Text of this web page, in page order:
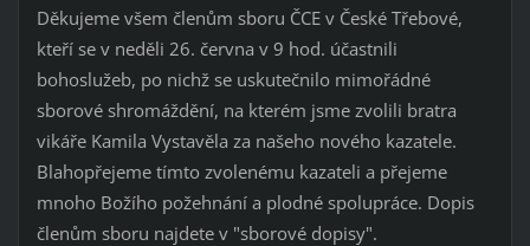
Děkujeme všem členům sboru ČCE v České Třebové,
kteří se v neděli 26. června v 9 hod. účastnili
bohoslužeb, po nichž se uskutečnilo mimořádné
sborové shromáždění, na kterém jsme zvolili bratra
vikáře Kamila Vystavěla za našeho nového kazatele.
Blahopřejeme tímto zvolenému kazateli a přejeme
mnoho Božího požehnání a plodné spolupráce. Dopis
členům sboru najdete v "sborové dopisy".